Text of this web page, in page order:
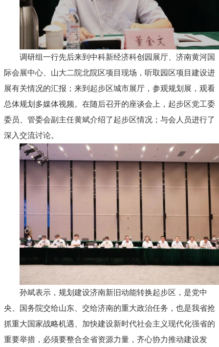
调研组一行先后来到中科新经济科创园展厅、济南黄河国
际会展中心、山大二院北院区项目现场，听取园区项目建设进
展有关情况的汇报；来到起步区城市展厅，参观规划展，观看
总体规划多媒体视频。在随后召开的座谈会上，起步区党工委
委员、管委会副主任黄斌介绍了起步区情况；与会人员进行了
深入交流讨论。
孙斌表示，规划建设济南新旧动能转换起步区，是党中
央、国务院交给山东、交给济南的重大政治任务，也是我省抢
抓重大国家战略机遇、加快建设新时代社会主义现代化强省的
重要举措，必须要整合全省资源力量，齐心协力推动建设发